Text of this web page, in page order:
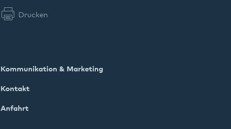
Drucken
Kommunikation & Marketing
Kontakt
Anfahrt